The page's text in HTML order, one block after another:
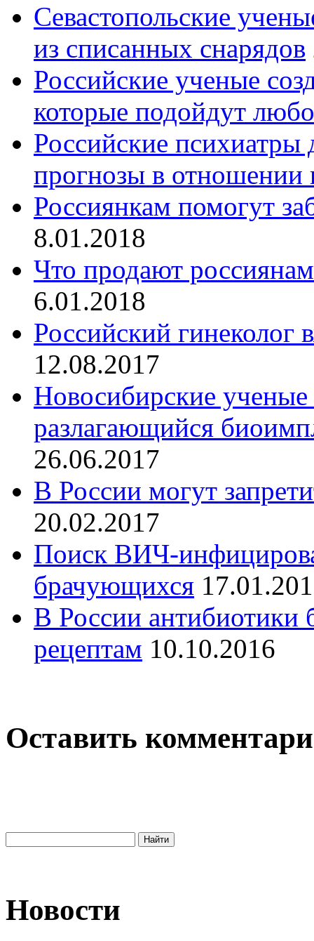
Севастопольские
из списанных снарядов
Российские ученые
которые подойдут
Российские
прогнозы в отношении
Россиянкам помогут
8.01.2018
Что продают
6.01.2018
Российский
12.08.2017
Новосибирские
разлагающийся
26.06.2017
В России могут
20.02.2017
Поиск ВИЧ-
брачующихся
В России антибиотики
рецептам 10.10.2016
Оставить
Новости